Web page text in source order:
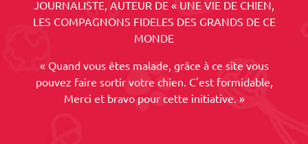
JOURNALISTE, AUTEUR DE « UNE VIE DE CHIEN,
LES COMPAGNONS FIDELES DES GRANDS DE CE
MONDE
« Quand vous êtes malade, grâce à ce site vous
pouvez faire sortir votre chien. C'est formidable,
Merci et bravo pour cette initiative. »